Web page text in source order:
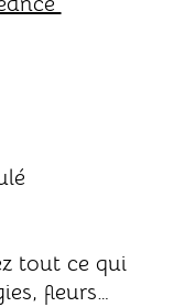
tout ce qui
fleurs…